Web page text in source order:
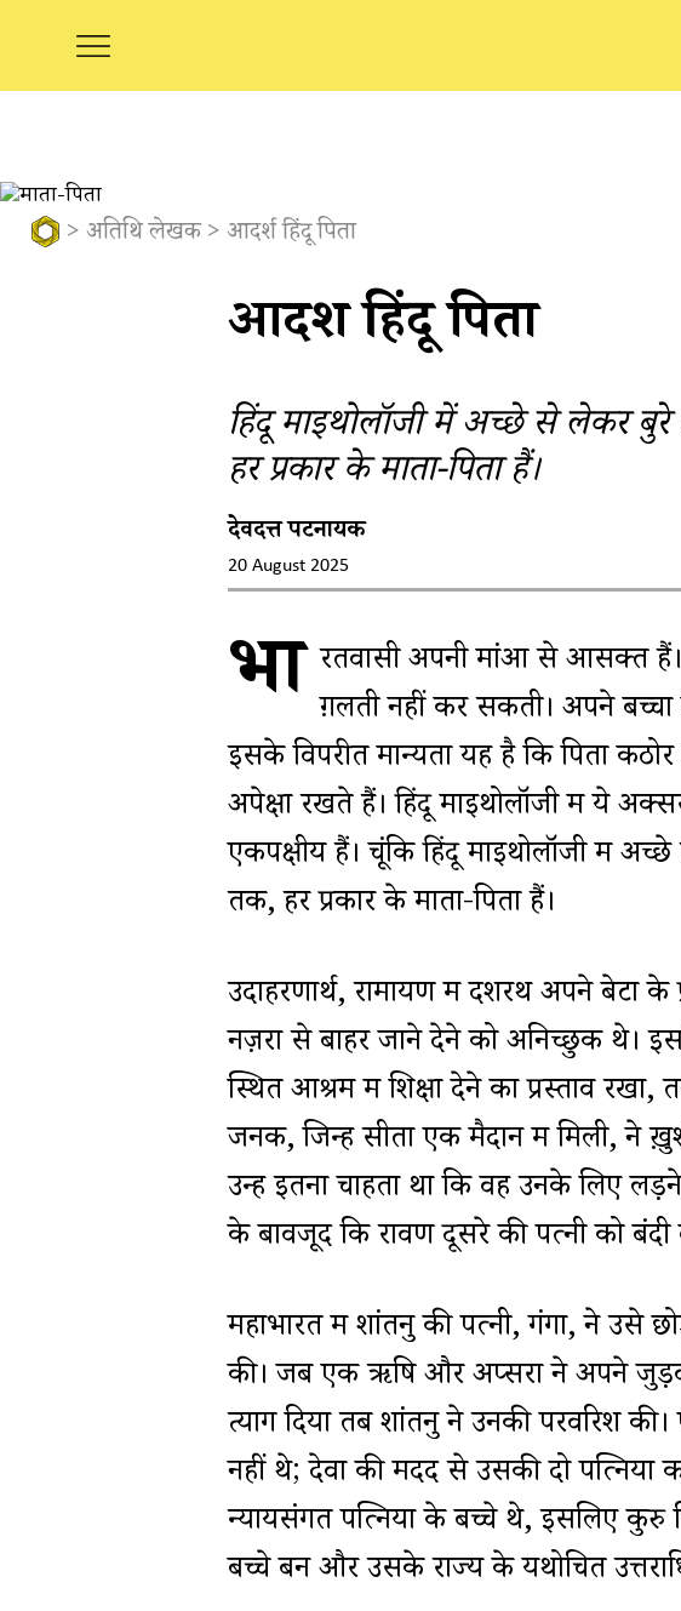
>अतिथि लेखक> आदर्श हिंदू पिता
आदर्श हिंदू पिता
हिंदू माइथोलॉजी में अच्छे से लेकर
हर प्रकार के माता-पिता हैं।
देवदत्त पटनायक
20 August 2025
भा रतवासी अपनी मांओं से आसक्त हैं।
ग़लती नहीं कर सकती। अपने
इसके विपरीत मान्यता यह है कि पिता
अपेक्षा रखते हैं। हिंदू माइथोलॉजी में ये
एकपक्षीय हैं। चूंकि हिंदू माइथोलॉजी में
तक, हर प्रकार के माता-पिता हैं।
उदाहरणार्थ, रामायण में दशरथ अपने बेटों
नज़रों से बाहर जाने देने को अनिच्छुक थे।
स्थित आश्रम में शिक्षा देने का प्रस्ताव
जनक, जिन्हें सीता एक मैदान में मिली, ने
उन्हें इतना चाहता था कि वह उनके लिए
के बावजूद कि रावण दूसरे की पत्नी को
महाभारत में शांतनु की पत्नी, गंगा, ने उसे
की। जब एक ऋषि और अप्सरा ने अपने
त्याग दिया तब शांतनु ने उनकी परवरिश
नहीं थे; देवों की मदद से उसकी दो पत्नियों
न्यायसंगत पत्नियों के बच्चे थे, इसलिए कुरु
बच्चे बनें और उसके राज्य के यथोचित